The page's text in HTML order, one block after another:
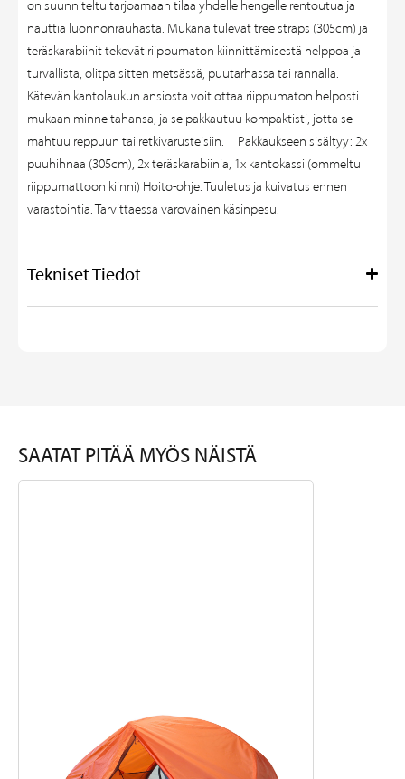
on suunniteltu tarjoamaan tilaa yhdelle hengelle rentoutua ja
nauttia luonnonrauhasta. Mukana tulevat tree straps (305cm) ja
teräskarabiinit tekevät riippumaton kiinnittämisestä helppoa ja
turvallista, olitpa sitten metsässä, puutarhassa tai rannalla.
Kätevän kantolaukun ansiosta voit ottaa riippumaton helposti
mukaan minne tahansa, ja se pakkautuu kompaktisti, jotta se
mahtuu reppuun tai retkivarusteisiin. Pakkaukseen sisältyy: 2x
puuhihnaa (305cm), 2x teräskarabiinia, 1x kantokassi (ommeltu
riippumattoon kiinni) Hoito-ohje: Tuuletus ja kuivatus ennen
varastointia. Tarvittaessa varovainen käsinpesu.
Tekniset Tiedot
SAATAT PITÄÄ MYÖS NÄISTÄ